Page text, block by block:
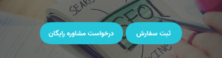
ثبت سفارش درخواست مشاوره رایگان